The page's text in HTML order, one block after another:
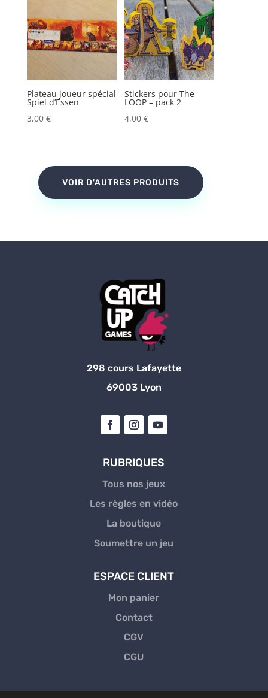
Plateau joueur spécial
Spiel d’Essen
3,00 €
Stickers pour The
LOOP – pack 2
4,00 €
VOIR D'AUTRES PRODUITS
298 cours Lafayette
69003 Lyon
RUBRIQUES
Tous nos jeux
Les règles en vidéo
La boutique
Soumettre un jeu
ESPACE CLIENT
Mon panier
Contact
CGV
CGU